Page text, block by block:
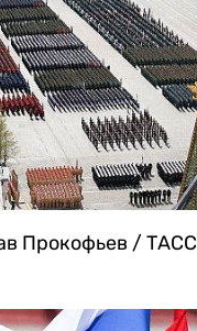
Прокофьев / ТАСС